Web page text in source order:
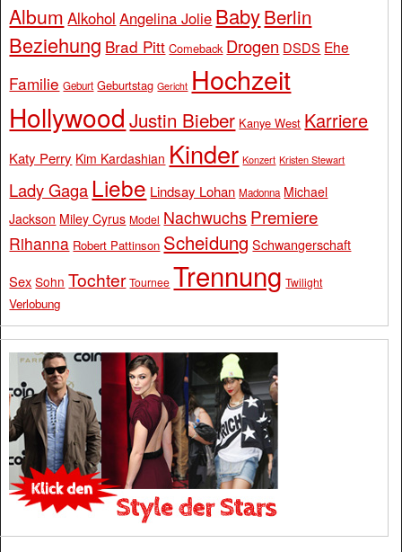
Album Alkohol Angelina Jolie BabyBerlin
Beziehung Brad Pitt Comeback Drogen DSDS Ehe
Familie Geburt Geburtstag Gericht Hochzeit
Hollywood Justin Bieber Kanye West Karriere
Katy Perry Kim Kardashian Kinder Konzert Kristen Stewart
Lady Gaga Liebe Lindsay Lohan Madonna Michael
Jackson Miley Cyrus Model Nachwuchs Premiere
Rihanna Robert Pattinson Scheidung Schwangerschaft
Sex Sohn Tochter Tournee Trennung Twilight
Verlobung